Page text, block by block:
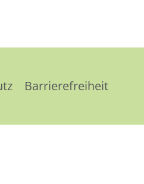
Barrierefreiheit